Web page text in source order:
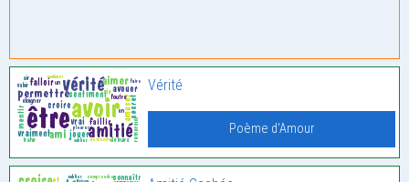
Vérité
Poème d'Amour